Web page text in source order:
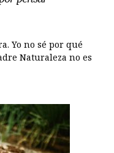
Yo no sé por qué
Naturaleza no es